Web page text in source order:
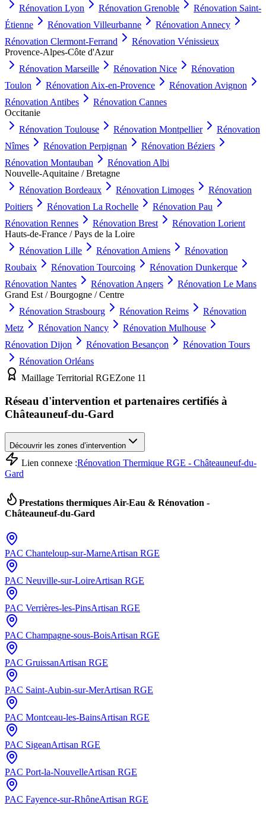
Rénovation Lyon Rénovation Grenoble Rénovation Saint-
Étienne
Rénovation Villeurbanne Rénovation Annecy
Rénovation Clermont-Ferrand Rénovation Vénissieux
Provence-Alpes-Côte d'Azur
Rénovation Marseille Rénovation Nice
Rénovation
Toulon
Rénovation Aix-en-Provence Rénovation Avignon
Rénovation Antibes Rénovation Cannes
Occitanie
Rénovation Toulouse Rénovation Montpellier
Rénovation
Nîmes
Rénovation Perpignan Rénovation Béziers
Rénovation Montauban Rénovation Albi
Nouvelle-Aquitaine / Bretagne
Rénovation Bordeaux Rénovation Limoges
Rénovation
Poitiers
Rénovation La Rochelle Rénovation Pau
Rénovation Rennes Rénovation Brest Rénovation Lorient
Hauts-de-France / Pays de la Loire
Rénovation Lille Rénovation Amiens
Rénovation
Roubaix
Rénovation Tourcoing Rénovation Dunkerque
Rénovation Nantes Rénovation Angers Rénovation Le Mans
Grand Est / Bourgogne / Centre
Rénovation Strasbourg Rénovation Reims
Rénovation
Metz
Rénovation Nancy Rénovation Mulhouse
Rénovation Dijon Rénovation Besançon Rénovation Tours
Rénovation Orléans
Maillage Territorial RGEZone 11
Réseau d'intervention et partenaires certifiés à
Châteauneuf-du-Gard
Découvrir les zones d’intervention
Lien connexe :Rénovation Thermique RGE - Châteauneuf-du-
Gard
Prestations thermiques Air-Eau & Rénovation -
Châteauneuf-du-Gard
PAC Chanteloup-sur-MarneArtisan RGE
PAC Neuville-sur-LoireArtisan RGE
PAC Verrières-les-PinsArtisan RGE
PAC Champagne-sous-BoisArtisan RGE
PAC GruissanArtisan RGE
PAC Saint-Aubin-sur-MerArtisan RGE
PAC Montceau-les-BainsArtisan RGE
PAC SigeanArtisan RGE
PAC Port-la-NouvelleArtisan RGE
PAC Fayence-sur-RhôneArtisan RGE